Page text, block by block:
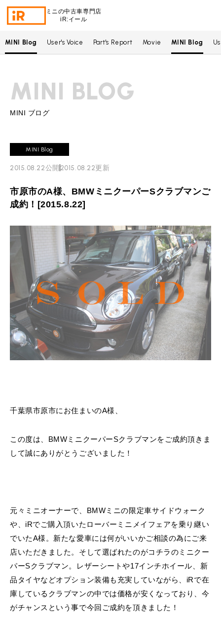
ミニの中古車専門店
iR:イール
BMW MINI BMWミニ 在庫検索
ROVER MINI ローバーミニ 在庫検索
TRADE 買取
TOP
iRの買取が他社よりも高い理由
必要書類
iRで愛車を売却されたお客様の声
BMWミニ買取査定依頼
ローバーミニ買取査定依頼
MAINTENANCE
TOP
BMWミニ メンテナンス
ローバーミニ メンテナンス
最近の修理実績
BLOG & MEDIA ブログ＆メディア
TOP
User's Voice 購入者様の声
Part's Report パーツ販売のご案内
Movie 動画一覧
MINI KNOWLEDGE
TOP
BMWミニナレッジ
ローバーミニナレッジ
ABOUT iR iRについて
会社概要
スタッフ紹介
MAP
リクルート
RECRUIT 採用情報
お知らせ プライバシーポリシー
お問い合わせ サイトマップ
工場
BMW MINIサービス工場
TEL
MINI Blog User's Voice Part's Report Movie MINI Blog
MINI BLOG
MINI ブログ
MINI Blog
2015.08.22公開 2015.08.22更新
市原市のA様、BMWミニクーパーSクラブマンご
成約！[2015.8.22]
千葉県市原市にお住まいのA様、
この度は、BMWミニクーパーSクラブマンをご成約頂きま
して誠にありがとうございました！
元々ミニオーナーで、BMWミニの限定車サイドウォーク
や、iRでご購入頂いたローバーミニメイフェアを乗り継い
でいたA様。新たな愛車には何がいいかご相談の為にご来
店いただきました。そして選ばれたのがコチラのミニクー
パーSクラブマン。レザーシートや17インチホイール、新
品タイヤなどオプション装備も充実していながら、iRで在
庫しているクラブマンの中では価格が安くなっており、今
がチャンスという事で今回ご成約を頂きました！